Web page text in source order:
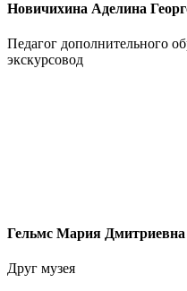
Новичихина Аделина
Педагог дополнительного
экскурсовод
Гельмс Мария Дмитриевна
Друг музея